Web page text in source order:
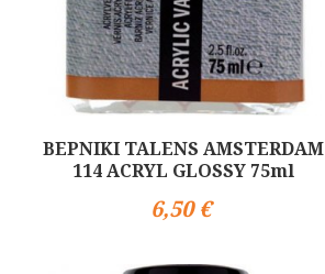
ΒΕΡΝΙΚΙ TALENS AMSTERDAM
114 ACRYL GLOSSY 75ml
6,50 €